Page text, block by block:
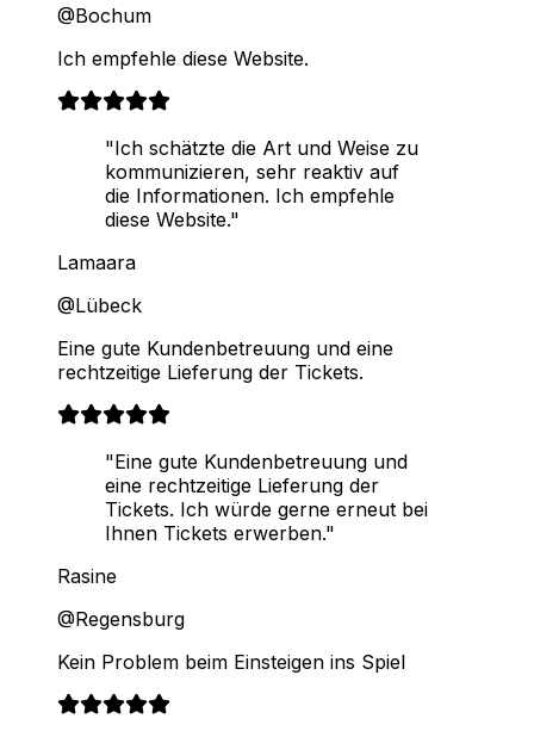
@Bochum
Ich empfehle diese Website.
"Ich schätzte die Art und Weise zu
kommunizieren, sehr reaktiv auf
die Informationen. Ich empfehle
diese Website."
Lamaara
@Lübeck
Eine gute Kundenbetreuung und eine
rechtzeitige Lieferung der Tickets.
"Eine gute Kundenbetreuung und
eine rechtzeitige Lieferung der
Tickets. Ich würde gerne erneut bei
Ihnen Tickets erwerben."
Rasine
@Regensburg
Kein Problem beim Einsteigen ins Spiel